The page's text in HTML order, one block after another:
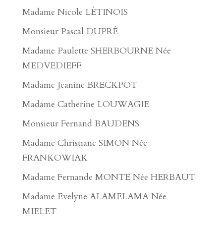
Madame Nicole LÉTINOIS
Monsieur Pascal DUPRÉ
Madame Paulette SHERBOURNE Née
MEDVEDIEFF
Madame Jeanine BRECKPOT
Madame Catherine LOUWAGIE
Monsieur Fernand BAUDENS
Madame Christiane SIMON Née
FRANKOWIAK
Madame Fernande MONTE Née HERBAUT
Madame Evelyne ALAMELAMA Née
MIELET